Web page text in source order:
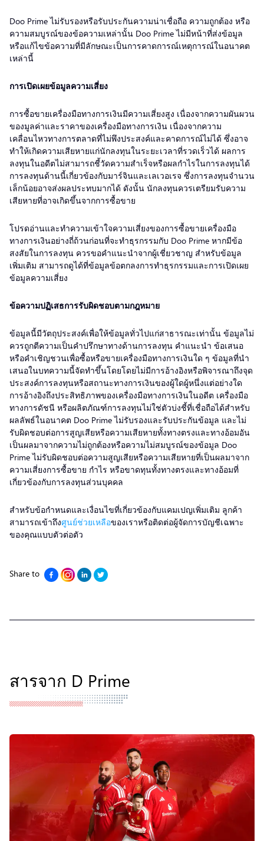
Doo Prime ไม่รับรองหรือรับประกันความน่าเชื่อถือ ความถูกต้อง หรือ
ความสมบูรณ์ของข้อความเหล่านั้น Doo Prime ไม่มีหน้าที่ส่งข้อมูล
หรือแก้ไขข้อความที่มีลักษณะเป็นการคาดการณ์เหตุการณ์ในอนาคต
เหล่านี้
การเปิดเผยข้อมูลความเสี่ยง
การซื้อขายเครื่องมือทางการเงินมีความเสี่ยงสูง เนื่องจากความผันผวน
ของมูลค่าและราคาของเครื่องมือทางการเงิน เนื่องจากความ
เคลื่อนไหวทางการตลาดที่ไม่พึงประสงค์และคาดการณ์ไม่ได้ ซึ่งอาจ
ทำให้เกิดความเสียหายแก่นักลงทุนในระยะเวลาที่รวดเร็วได้ ผลการ
ลงทุนในอดีตไม่สามารถชี้วัดความสำเร็จหรือผลกำไรในการลงทุนได้
การลงทุนด้านนี้เกี่ยวข้องกับมาร์จินและเลเวอเรจ ซึ่งการลงทุนจำนวน
เล็กน้อยอาจส่งผลประทบมากได้ ดังนั้น นักลงทุนควรเตรียมรับความ
เสียหายที่อาจเกิดขึ้นจากการซื้อขาย
โปรดอ่านและทำความเข้าใจความเสี่ยงของการซื้อขายเครื่องมือ
ทางการเงินอย่างถี่ถ้วนก่อนที่จะทำธุรกรรมกับ Doo Prime หากมีข้อ
สงสัยในการลงทุน ควรขอคำแนะนำจากผู้เชี่ยวชาญ สำหรับข้อมูล
เพิ่มเติม สามารถดูได้ที่ข้อมูลข้อตกลงการทำธุรกรรมและการเปิดเผย
ข้อมูลความเสี่ยง
ข้อความปฏิเสธการรับผิดชอบตามกฎหมาย
ข้อมูลนี้มีวัตถุประสงค์เพื่อให้ข้อมูลทั่วไปแก่สาธารณะเท่านั้น ข้อมูลไม่
ควรถูกตีความเป็นคำปรึกษาทางด้านการลงทุน คำแนะนำ ข้อเสนอ
หรือคำเชิญชวนเพื่อซื้อหรือขายเครื่องมือทางการเงินใด ๆ ข้อมูลที่นำ
เสนอในบทความนี้จัดทำขึ้นโดยโดยไม่มีการอ้างอิงหรือพิจารณาถึงจุด
ประสงค์การลงทุนหรือสถานะทางการเงินของผู้ใดผู้หนึ่งแต่อย่างใด
การอ้างอิงถึงประสิทธิภาพของเครื่องมือทางการเงินในอดีต เครื่องมือ
ทางการดัชนี หรือผลิตภัณฑ์การลงทุนไม่ใช่ตัวบ่งชี้ที่เชื่อถือได้สำหรับ
ผลลัพธ์ในอนาคต Doo Prime ไม่รับรองและรับประกันข้อมูล และไม่
รับผิดชอบต่อการสูญเสียหรือความเสียหายทั้งทางตรงและทางอ้อมอัน
เป็นผลมาจากความไม่ถูกต้องหรือความไม่สมบูรณ์ของข้อมูล Doo
Prime ไม่รับผิดชอบต่อความสูญเสียหรือความเสียหายที่เป็นผลมาจาก
ความเสี่ยงการซื้อขาย กำไร หรือขาดทุนทั้งทางตรงและทางอ้อมที่
เกี่ยวข้องกับการลงทุนส่วนบุคคล
สำหรับข้อกำหนดและเงื่อนไขที่เกี่ยวข้องกับแคมเปญเพิ่มเติม ลูกค้า
สามารถเข้าถึงศูนย์ช่วยเหลือของเราหรือติดต่อผู้จัดการบัญชีเฉพาะ
ของคุณแบบตัวต่อตัว
Share to
สารจาก D Prime